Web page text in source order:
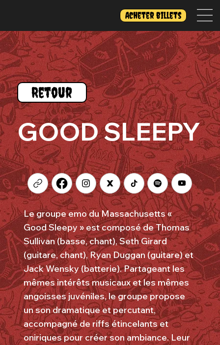
Acheter billets
Retour
GOOD SLEEPY
Le groupe emo du Massachusetts «
Good Sleepy » est composé de Thomas
Sullivan (basse, chant), Seth Girard
(guitare, chant), Ryan Duggan (guitare) et
Jack Wensky (batterie). Partageant les
mêmes intérêts musicaux et les mêmes
angoisses juvéniles, le groupe propose
un son dramatique et percutant,
accompagné de riffs étincelants et
oniriques pour créer son ambiance. Leur